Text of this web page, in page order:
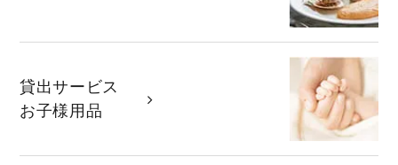
貸出サービス
お子様用品